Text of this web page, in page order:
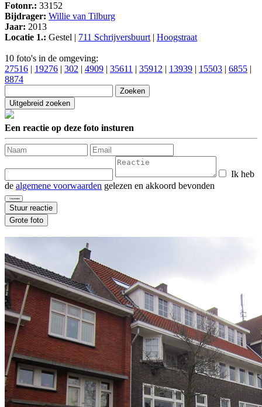
Fotonr.: 33152
Bijdrager: Willie van Tilburg
Jaar: 2013
Locatie 1.: Gestel | 711 Schrijversbuurt | Hoogstraat
10 foto's in de omgeving:
27516 | 19276 | 302 | 4909 | 35611 | 35912 | 13939 | 15503 | 6855 |
8874
Een reactie op deze foto insturen
Ik heb
de algemene voorwaarden gelezen en akkoord bevonden